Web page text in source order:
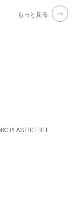
もっと見る
PLASTIC FREE